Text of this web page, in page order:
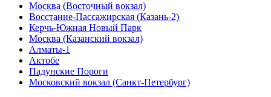
Москва (Восточный вокзал)
Восстание-Пассажирская (Казань-2)
Керчь-Южная Новый Парк
Москва (Казанский вокзал)
Алматы-1
Актобе
Падунские Пороги
Московский вокзал (Санкт-Петербург)